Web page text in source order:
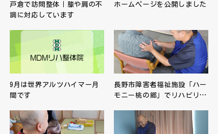
戸倉で訪問整体｜膝や肩の不
調に対応しています
ホームページを公開しました
9月は世界アルツハイマー月
間です
長野市障害者福祉施設「ハー
モニー桃の郷」でリハビリ…